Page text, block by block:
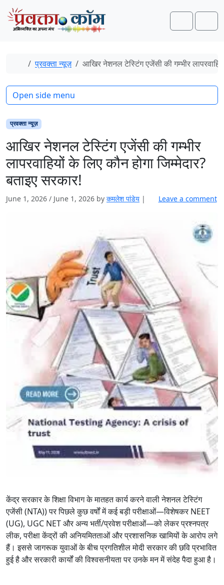
Skip to content
Skip to footer
Search
Home
प्रवक्ता न्यूज़ आखिर नेशनल टेस्टिंग एजेंसी की गम्भीर
प्रवक्ता न्यूज़
आखिर नेशनल टेस्टिंग एजेंसी की गम्भीर
लापरवाहियों के लिए कौन होगा जिम्मेदार?
बताइए सरकार!
June 1, 2026 / June 1, 2026 by कमलेश पांडेय | Leave a comment
केंद्र सरकार के शिक्षा विभाग के मातहत कार्य करने वाली नेशनल टेस्टिंग
एजेंसी (NTA)) पर पिछले कुछ वर्षों में कई बड़ी परीक्षाओं—विशेषकर NEET
(UG), UGC NET और अन्य भर्ती/प्रवेश परीक्षाओं—को लेकर प्रश्नपत्र
लीक, परीक्षा केंद्रों की अनियमितताओं और प्रशासनिक खामियों के आरोप लगे
हैं। इससे जागरूक युवाओं के बीच प्रगतिशील मोदी सरकार की छवि प्रभावित
हुई है और सरकारी कार्यों की विश्वसनीयता पर उनके मन में संदेह पैदा हुआ है।
Open side menu